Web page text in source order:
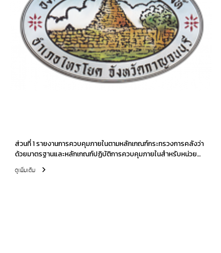
ส่วนที่ 1 รายงานการควบคุมภายในตามหลักเกณฑ์กระทรวงการคลังว่า
ด้วยมาตรฐานและหลักเกณฑ์ปฏิบัติการควบคุมภายในสำหรับหน่วย
งานของรัฐ พ.ศ.2561 (ประจำปีงบประมาณ 2566)
ดูเพิ่มเติม